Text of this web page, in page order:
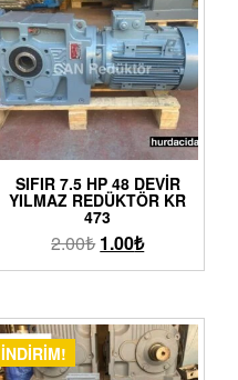
SIFIR 7.5 HP 48 DEVIR
YILMAZ REDÜKTÖR KR
473
2.00₺ 1.00₺
İNDIRIM!